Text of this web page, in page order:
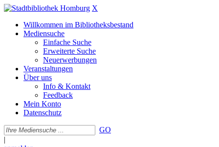
X
Willkommen im Bibliotheksbestand
Mediensuche
Einfache Suche
Erweiterte Suche
Neuerwerbungen
Veranstaltungen
Über uns
Info & Kontakt
Feedback
Mein Konto
Datenschutz
GO
|